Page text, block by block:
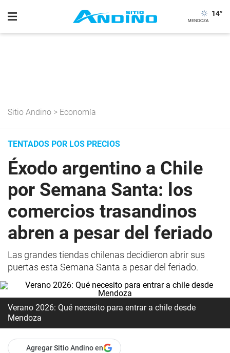
14°
Sitio Andino > Economía
TENTADOS POR LOS PRECIOS
Éxodo argentino a Chile
por Semana Santa: los
comercios trasandinos
abren a pesar del feriado
Las grandes tiendas chilenas decidieron abrir sus
puertas esta Semana Santa a pesar del feriado.
Verano 2026: Qué necesito para entrar a chile desde
Mendoza
Agregar Sitio Andino en